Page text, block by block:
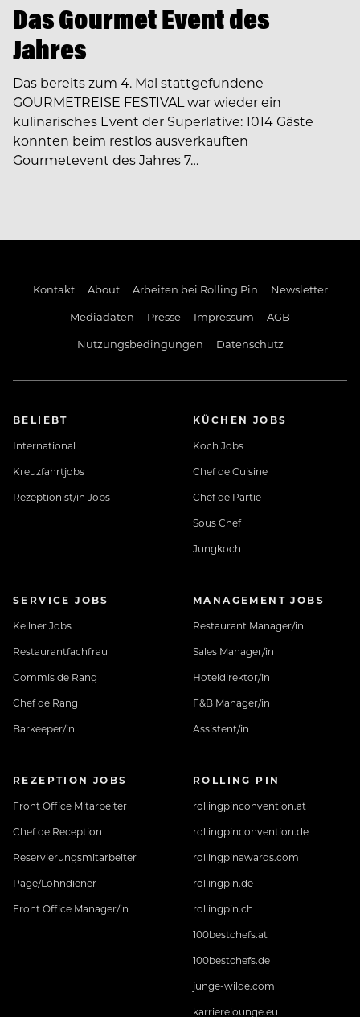
Das Gourmet Event des
Jahres
Das bereits zum 4. Mal stattgefundene
GOURMETREISE FESTIVAL war wieder ein
kulinarisches Event der Superlative: 1014 Gäste
konnten beim restlos ausverkauften
Gourmetevent des Jahres 7…
Kontakt About Arbeiten bei Rolling Pin
Newsletter
Mediadaten
Presse Impressum
AGB
Nutzungsbedingungen
Datenschutz
BELIEBT
International
Kreuzfahrtjobs
Rezeptionist/in Jobs
KÜCHEN JOBS
Koch Jobs
Chef de Cuisine
Chef de Partie
Sous Chef
Jungkoch
SERVICE JOBS
Kellner Jobs
Restaurantfachfrau
Commis de Rang
Chef de Rang
Barkeeper/in
MANAGEMENT JOBS
Restaurant Manager/in
Sales Manager/in
Hoteldirektor/in
F&B Manager/in
Assistent/in
REZEPTION JOBS
Front Office Mitarbeiter
Chef de Reception
Reservierungsmitarbeiter
Page/Lohndiener
Front Office Manager/in
ROLLING PIN
rollingpinconvention.at
rollingpinconvention.de
rollingpinawards.com
rollingpin.de
rollingpin.ch
100bestchefs.at
100bestchefs.de
junge-wilde.com
karrierelounge.eu